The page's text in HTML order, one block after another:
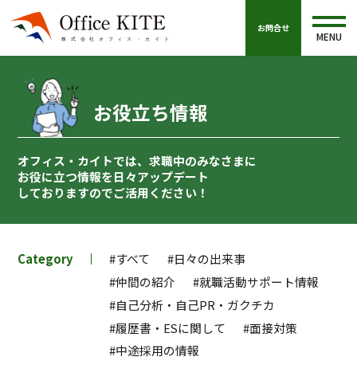
お問合せ
MENU
お役立ち情報
オフィス・カイトでは、求職中のみなさまに
お役に立つ情報を日々アップデート
しておりますのでご活用ください！
Category #すべて
#日々の出来事
#仲間の紹介
#就職活動サポート情報
#自己分析・自己PR・ガクチカ
#履歴書・ESに関して
#面接対策
#中途採用の情報